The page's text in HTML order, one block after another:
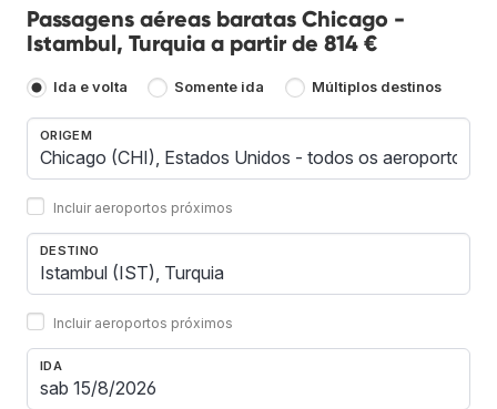
Passagens aéreas baratas Chicago -
Istambul, Turquia a partir de 814 €
Ida e volta Somente ida Múltiplos destinos
ORIGEM
Incluir aeroportos próximos
DESTINO
Incluir aeroportos próximos
IDA